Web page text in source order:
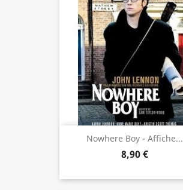
Nowhere Boy - Affiche...
8,90 €